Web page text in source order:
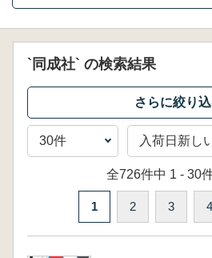
`同成社` の検索結果
全726件中 1 - 30
1 2 3 4